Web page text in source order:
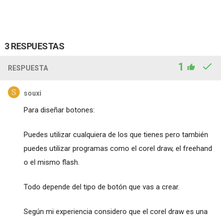
3 RESPUESTAS
RESPUESTA 1
souxi
Para diseñar botones:
Puedes utilizar cualquiera de los que tienes pero también
puedes utilizar programas como el corel draw, el freehand
o el mismo flash.
Todo depende del tipo de botón que vas a crear.
Según mi experiencia considero que el corel draw es una